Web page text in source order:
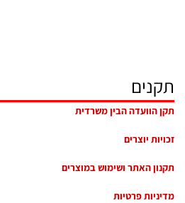
תקנים
תקן הוועדה הבין משרדית
זכויות יוצרים
תקנון האתר ושימוש במוצרים
מדיניות פרטיות